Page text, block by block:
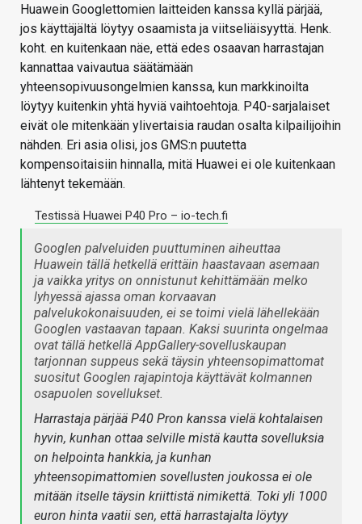
Huawein Googlettomien laitteiden kanssa kyllä pärjää,
jos käyttäjältä löytyy osaamista ja viitseliäisyyttä. Henk.
koht. en kuitenkaan näe, että edes osaavan harrastajan
kannattaa vaivautua säätämään
yhteensopivuusongelmien kanssa, kun markkinoilta
löytyy kuitenkin yhtä hyviä vaihtoehtoja. P40-sarjalaiset
eivät ole mitenkään ylivertaisia raudan osalta kilpailijoihin
nähden. Eri asia olisi, jos GMS:n puutetta
kompensoitaisiin hinnalla, mitä Huawei ei ole kuitenkaan
lähtenyt tekemään.
Testissä Huawei P40 Pro – io-tech.fi
Googlen palveluiden puuttuminen aiheuttaa
Huawein tällä hetkellä erittäin haastavaan asemaan
ja vaikka yritys on onnistunut kehittämään melko
lyhyessä ajassa oman korvaavan
palvelukokonaisuuden, ei se toimi vielä lähellekään
Googlen vastaavan tapaan. Kaksi suurinta ongelmaa
ovat tällä hetkellä AppGallery-sovelluskaupan
tarjonnan suppeus sekä täysin yhteensopimattomat
suositut Googlen rajapintoja käyttävät kolmannen
osapuolen sovellukset.
Harrastaja pärjää P40 Pron kanssa vielä kohtalaisen
hyvin, kunhan ottaa selville mistä kautta sovelluksia
on helpointa hankkia, ja kunhan
yhteensopimattomien sovellusten joukossa ei ole
mitään itselle täysin kriittistä nimikettä. Toki yli 1000
euron hinta vaatii sen, että harrastajalta löytyy